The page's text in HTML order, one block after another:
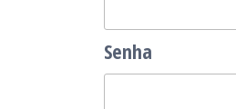
Senha